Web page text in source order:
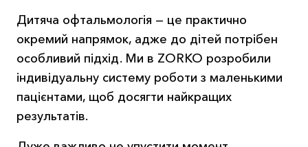
Дитяча офтальмологія — це практично
окремий напрямок, адже до дітей потрібен
особливий підхід. Ми в ZORKO розробили
індивідуальну систему роботи з маленькими
пацієнтами, щоб досягти найкращих
результатів.